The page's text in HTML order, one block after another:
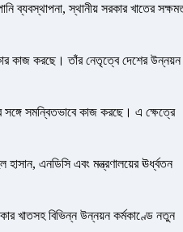
ব্যবস্থাপনা, স্থানীয় সরকার খাতের
কাজ করছে। তাঁর নেতৃত্বে দেশের উন্নয়ন
সমন্বিতভাবে কাজ করছে। এ ক্ষেত্রে
হাসান, এনডিসি এবং মন্ত্রণালয়ের ঊর্ধ্বতন
খাতসহ বিভিন্ন উন্নয়ন কর্মকাণ্ডে নতুন